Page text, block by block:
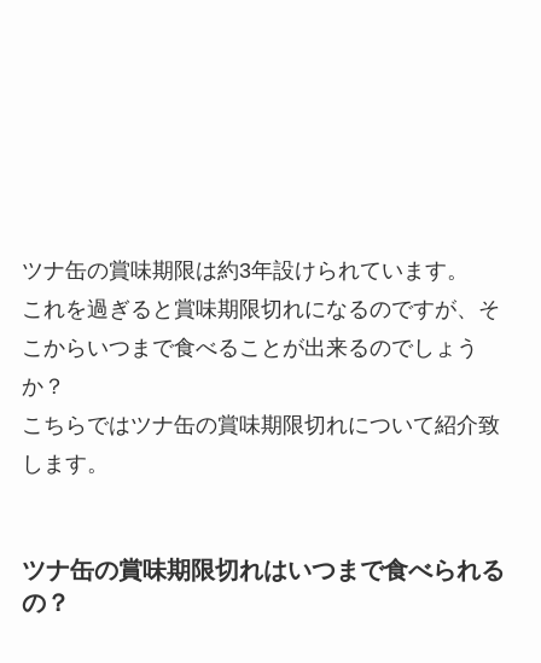
ツナ缶の賞味期限は約3年設けられています。
これを過ぎると賞味期限切れになるのですが、そ
こからいつまで食べることが出来るのでしょう
か？
こちらではツナ缶の賞味期限切れについて紹介致
します。
ツナ缶の賞味期限切れはいつまで食べられる
の？